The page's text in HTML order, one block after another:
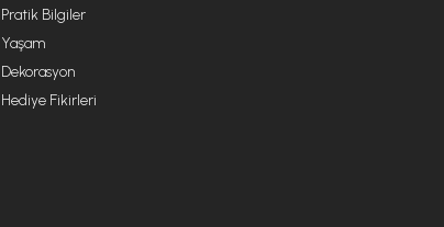
Pratik Bilgiler
Yaşam
Dekorasyon
Hediye Fikirleri